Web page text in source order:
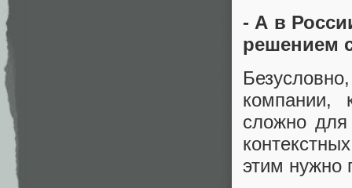
- А в
решением
компании,
сложно для
этим нужно